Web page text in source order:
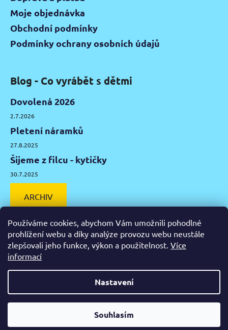
Používáme cookies, abychom Vám umožnili pohodlné
prohlížení webu a díky analýze provozu webu neustále
zlepšovali jeho funkce, výkon a použitelnost. Více
informací
Nastavení
Souhlasím
Od čtvrtka 6.8. do úterý 11.8. máme mimořádně zavřeno.
Moje objednávka
Obchodní podmínky
Podmínky ochrany osobních údajů
Blog - Co vyrábět s dětmi
Dovolená 2026
2.7.2026
Pletení náramků
27.8.2025
Šijeme z filcu - kytičky
30.7.2025
ARCHIV
Facebook
Vytvořil Shoptet
Zažeň nudu. Všechna práva vyhrazena.